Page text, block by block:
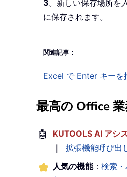
3。新しい保存場所を
に保存されます。
関連記事：
Excel で Enter キーを
最高の Office
🤖 KUTOOLS AI アシ
｜
拡張機能呼び出
人気の機能： 検索